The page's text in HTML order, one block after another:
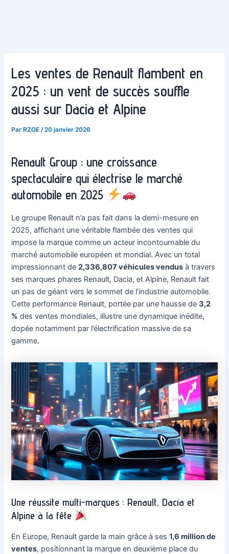
Les ventes de Renault flambent en
2025 : un vent de succès souffle
aussi sur Dacia et Alpine
Par RZOE/20 janvier 2026
Renault Group : une croissance
spectaculaire qui électrise le marché
automobile en 2025
Le groupe Renault n’a pas fait dans la demi-mesure en
2025, affichant une véritable flambée des ventes qui
impose la marque comme un acteur incontournable du
marché automobile européen et mondial. Avec un total
impressionnant de2,336,807 véhicules vendus à travers
ses marques phares Renault, Dacia, et Alpine, Renault fait
un pas de géant vers le sommet de l’industrie automobile.
Cette performance Renault, portée par une hausse de3,2
% des ventes mondiales, illustre une dynamique inédite,
dopée notamment par l’électrification massive de sa
gamme.
Une réussite multi-marques : Renault, Dacia et
Alpine à la fête
En Europe, Renault garde la main grâce à ses1,6 million de
ventes, positionnant la marque en deuxième place du